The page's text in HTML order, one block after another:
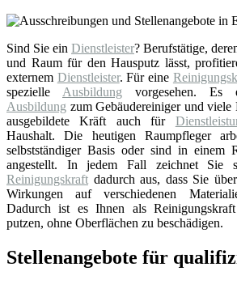
Sind Sie ein Dienstleister? Berufstätige,
und Raum für den Hausputz lässt,
externem Dienstleister. Für eine
spezielle Ausbildung vorgesehen. Es
Ausbildung zum Gebäudereiniger und viele
ausgebildete Kräft auch für
Haushalt. Die heutigen Raumpfleger
selbstständiger Basis oder sind in einem
angestellt. In jedem Fall zeichnet Sie
Reinigungskraft dadurch aus, dass Sie
Wirkungen auf verschiedenen
Dadurch ist es Ihnen als
putzen, ohne Oberflächen zu beschädigen.
Stellenangebote für